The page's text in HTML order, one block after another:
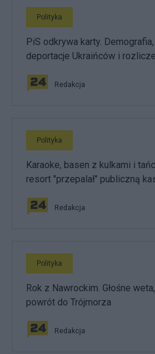
Polityka
PiS odkrywa karty.
deportacje Ukraińców i
Redakcja
Polityka
Karaoke, basen z kulkami i
resort "przepalał" publiczną
Redakcja
Polityka
Rok z Nawrockim. Głośne
powrót do Trójmorza
Redakcja